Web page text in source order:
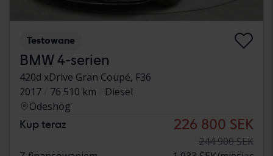
Testowane
BMW 4-serien
420d xDrive Gran Coupé, F36
2017
76 510 km
Diesel
Ödeshög
Kup teraz 226 800 SEK
244 900 SEK